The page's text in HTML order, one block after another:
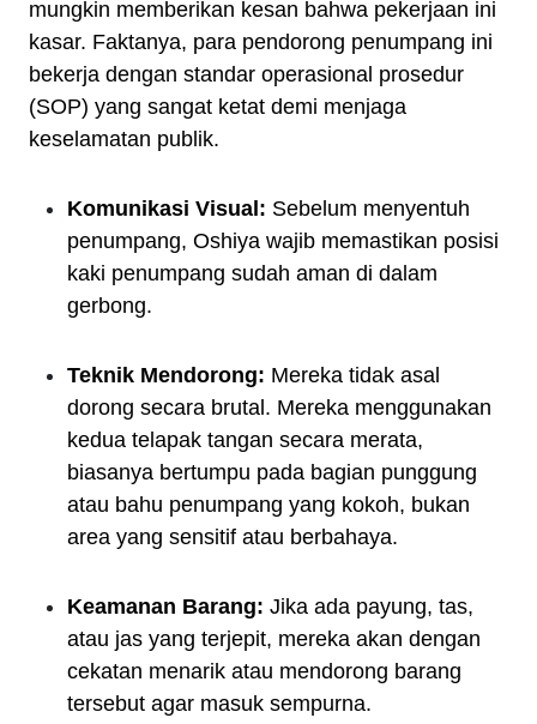
mungkin memberikan kesan bahwa pekerjaan ini
kasar. Faktanya, para pendorong penumpang ini
bekerja dengan standar operasional prosedur
(SOP) yang sangat ketat demi menjaga
keselamatan publik.
Komunikasi Visual: Sebelum menyentuh
penumpang, Oshiya wajib memastikan posisi
kaki penumpang sudah aman di dalam
gerbong.
Teknik Mendorong: Mereka tidak asal
dorong secara brutal. Mereka menggunakan
kedua telapak tangan secara merata,
biasanya bertumpu pada bagian punggung
atau bahu penumpang yang kokoh, bukan
area yang sensitif atau berbahaya.
Keamanan Barang: Jika ada payung, tas,
atau jas yang terjepit, mereka akan dengan
cekatan menarik atau mendorong barang
tersebut agar masuk sempurna.